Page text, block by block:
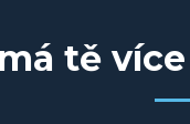
tě